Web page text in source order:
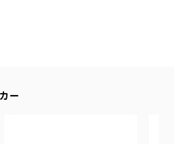
ー